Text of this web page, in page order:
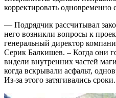
корректировать одновременно
— Подрядчик рассчитывал
него возникли вопросы к
генеральный директор
Серик Балкишев. – Когда они
видели внутренних частей
когда вскрывали асфальт,
Из-за этого затягивались сроки.